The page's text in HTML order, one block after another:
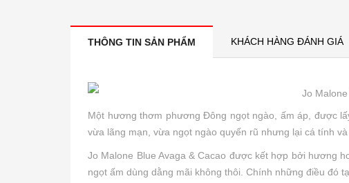
THÔNG TIN SẢN PHẨM KHÁCH HÀNG ĐÁNH GIÁ
Jo
Một hương thơm phương Đông ngọt ngào, ấm áp, được
vừa lãng mạn, vừa ngọt ngào quyến rũ nhưng lại cá tính và
Jo Malone Blue Avaga & Cacao được kết hợp bởi hương
ngọt ấm dùng dằng mãi không thôi. Chính những điều đó